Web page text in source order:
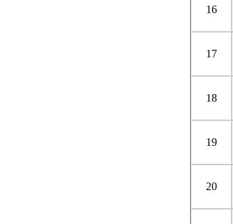
16
17
18
19
20